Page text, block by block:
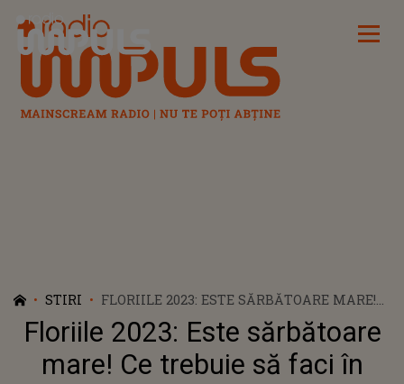
Radio Impuls
STIRI
FLORIILE 2023: ESTE SĂRBĂTOARE MARE!
CE TREBUIE SĂ FACI ÎN ACEASTĂ ZI
PENTRU A AVEA NOROC
Floriile 2023: Este sărbătoare
mare! Ce trebuie să faci în